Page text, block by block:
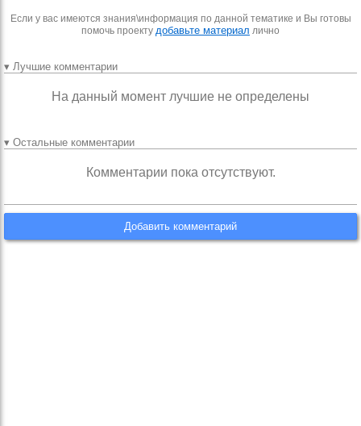
Если у вас имеются знания\информация по данной тематике и Вы готовы
помочь проекту добавьте материал лично
▾ Лучшие комментарии
На данный момент лучшие не определены
▾ Остальные комментарии
Комментарии пока отсутствуют.
Добавить комментарий